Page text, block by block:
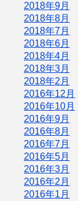
2018年9月
2018年8月
2018年7月
2018年6月
2018年4月
2018年3月
2018年2月
2016年12月
2016年10月
2016年9月
2016年8月
2016年7月
2016年5月
2016年3月
2016年2月
2016年1月